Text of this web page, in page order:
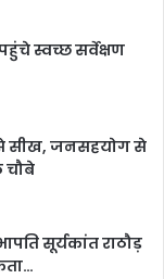
स्वच्छ सर्वेक्षण
सीख, जनसहयोग से
चौबे
सूर्यकांत राठौड़